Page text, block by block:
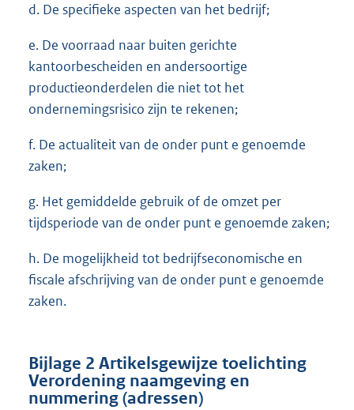
d. De specifieke aspecten van het bedrijf;
e. De voorraad naar buiten gerichte
kantoorbescheiden en andersoortige
productieonderdelen die niet tot het
ondernemingsrisico zijn te rekenen;
f. De actualiteit van de onder punt e genoemde
zaken;
g. Het gemiddelde gebruik of de omzet per
tijdsperiode van de onder punt e genoemde zaken;
h. De mogelijkheid tot bedrijfseconomische en
fiscale afschrijving van de onder punt e genoemde
zaken.
Bijlage 2 Artikelsgewijze toelichting
Verordening naamgeving en
nummering (adressen)